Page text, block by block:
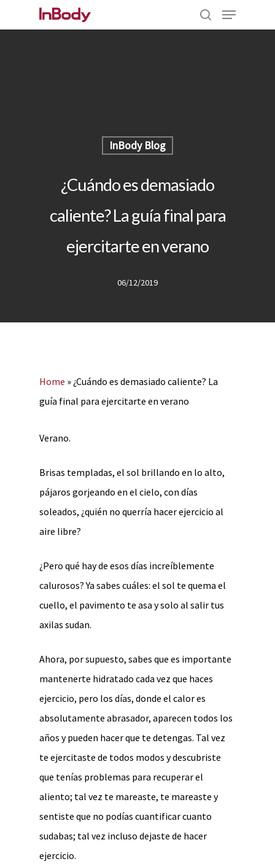
InBody Blog
¿Cuándo es demasiado
caliente? La guía final para
ejercitarte en verano
06/12/2019
Home » ¿Cuándo es demasiado caliente? La
guía final para ejercitarte en verano
Verano.
Brisas templadas, el sol brillando en lo alto,
pájaros gorjeando en el cielo, con días
soleados, ¿quién no querría hacer ejercicio al
aire libre?
¿Pero qué hay de esos días increíblemente
calurosos? Ya sabes cuáles: el sol te quema el
cuello, el pavimento te asa y solo al salir tus
axilas sudan.
Ahora, por supuesto, sabes que es importante
mantenerte hidratado cada vez que haces
ejercicio, pero los días, donde el calor es
absolutamente abrasador, aparecen todos los
años y pueden hacer que te detengas. Tal vez
te ejercitaste de todos modos y descubriste
que tenías problemas para recuperar el
aliento; tal vez te mareaste, te mareaste y
sentiste que no podías cuantificar cuanto
sudabas; tal vez incluso dejaste de hacer
ejercicio.